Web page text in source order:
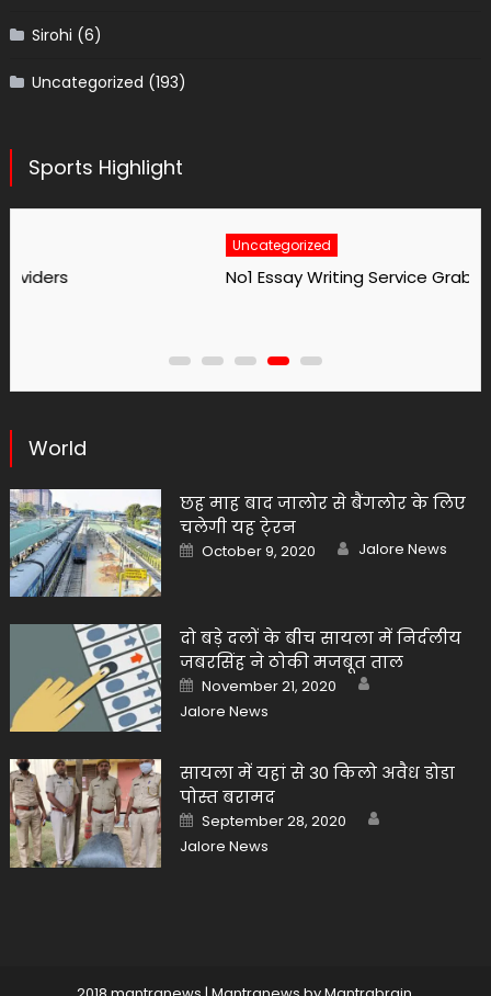
Sirohi (6)
Uncategorized (193)
Sports Highlight
No1 Essay Writing Service Grabmyessay Com
World
छह माह बाद जालोर से बैंगलोर के लिए
चलेगी यह टे्रन
Posted
on
October 9, 2020 Author
Jalore News
दो बड़े दलों के बीच सायला में निर्दलीय
जबरसिंह ने ठोकी मजबूत ताल
Posted
on
November 21, 2020
Jalore News
सायला में यहां से 30 किलो अवैध डोडा
पोस्त बरामद
Posted
on
September 28, 2020
Jalore News